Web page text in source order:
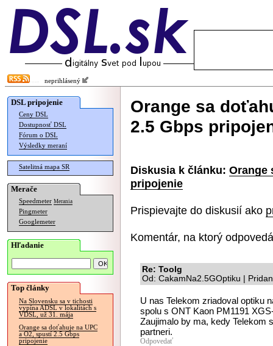
neprihlásený
DSL pripojenie
Ceny DSL
Dostupnosť DSL
Fórum o DSL
Výsledky meraní
Satelitná mapa SR
Merače
Speedmeter Merania
Pingmeter
Googlemeter
Hľadanie
Top články
Na Slovensku sa v tichosti
vypína ADSL v lokalitách s
VDSL, už 31. mája
Orange sa doťahuje na UPC
a O2, spustí 2.5 Gbps
pripojenie
Orange sa
2.5 Gbps
Diskusia k článku: Orange
pripojenie
Prispievajte do diskusií ako
Komentár, na ktorý
Re: Toolg
Od: CakamNa2.5GOptiku |
U nas Telekom zriadoval optiku
spolu s ONT Kaon PM1191
Zaujimalo by ma, kedy Telekom
partneri.
Odpovedať